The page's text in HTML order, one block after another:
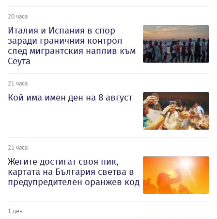
20 часа
Италия и Испания в спор
заради граничния контрол
след мигрантския наплив към
Сеута
21 часа
Кой има имен ден на 8 август
21 часа
Жегите достигат своя пик,
картата на България светва в
предупредителен оранжев код
1 ден